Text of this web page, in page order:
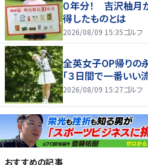
０年分！ 吉沢柚月
得したものとは
2026/08/09 15:35ゴルフ
全英女子OP帰りの
「３日間で一番いい
2026/08/09 15:27ゴルフ
おすすめの記事